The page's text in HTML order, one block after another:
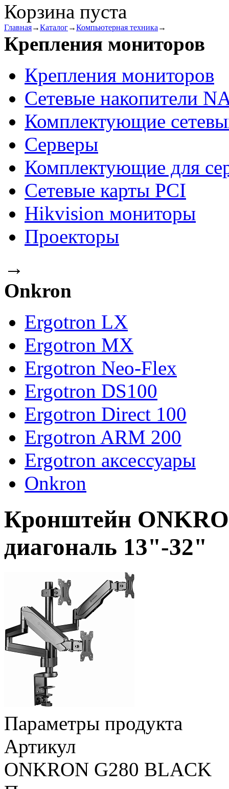
Корзина пуста
Главная→Каталог→Компьютерная техника →
Крепления мониторов
Крепления мониторов
Сетевые накопители
Комплектующие
Серверы
Комплектующие для
Сетевые карты PCI
Hikvision мониторы
Проекторы
→
Onkron
Ergotron LX
Ergotron MX
Ergotron Neo-Flex
Ergotron DS100
Ergotron Direct 100
Ergotron ARM 200
Ergotron аксессуары
Onkron
Кронштейн
диагональ 13"-32"
Параметры продукта
Артикул
ONKRON G280 BLACK